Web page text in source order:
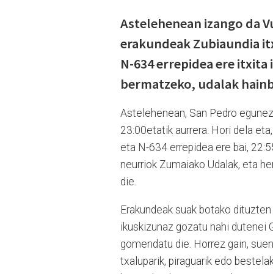
Astelehenean izango da
erakundeak Zubiaundia
N-634 errepidea ere itxita
bermatzeko, udalak
Astelehenean, San Pedro
23:00etatik aurrera. Hori dela
eta N-634 errepidea ere bai,
neurriok Zumaiako Udalak, eta
die.
Erakundeak suak botako
ikuskizunaz gozatu nahi dutenei
gomendatu die. Horrez gain,
txaluparik, piraguarik edo